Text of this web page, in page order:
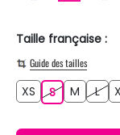
Taille française :
Guide des tailles
XS XSSS M LL